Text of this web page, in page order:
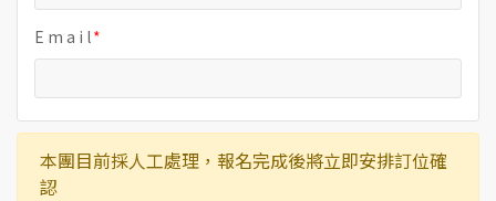
E m a i l
本團目前採人工處理，報名完成後將立即安排訂位確
認